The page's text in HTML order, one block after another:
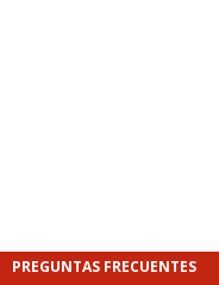
PREGUNTAS FRECUENTES